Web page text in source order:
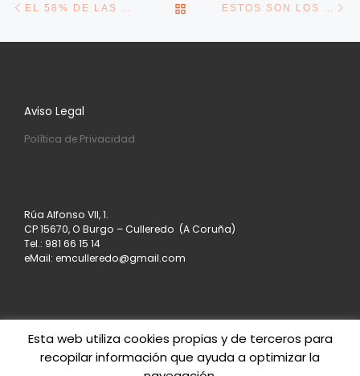
VOLVER A LA LISTA DE
Aviso Legal
Política de Privacidad
Rúa Alfonso VII, 1.
CP 15670, O Burgo – Culleredo (A Coruña)
Tel.: 981 66 15 14
eMail: emculleredo@gmail.com
© 2026Asociación de Empresarios de Culleredo
Esta web utiliza cookies propias y de terceros para
recopilar información que ayuda a optimizar la